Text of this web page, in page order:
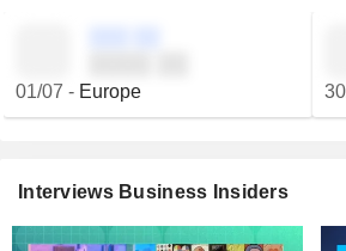
01/07 - Europe
Interviews Business Insiders